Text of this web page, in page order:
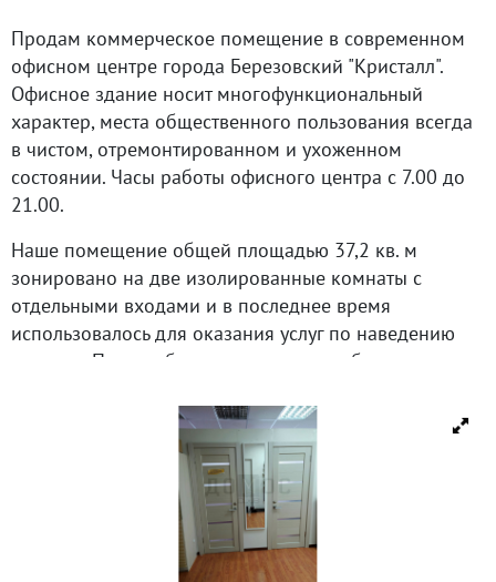
Продам коммерческое помещение в современном
офисном центре города Березовский "Кристалл".
Офисное здание носит многофункциональный
характер, места общественного пользования всегда
в чистом, отремонтированном и ухоженном
состоянии. Часы работы офисного центра с 7.00 до
21.00.
Наше помещение общей площадью 37,2 кв. м
зонировано на две изолированные комнаты с
отдельными входами и в последнее время
использовалось для оказания услуг по наведению
красоты. При необходимости можно убрать стену
помещение правильной прямоугольной формы с
возможностью использовать его для любых целей и
назначений. Просмотры по договоренности в любое
ID объекта в нашей базе: 14183